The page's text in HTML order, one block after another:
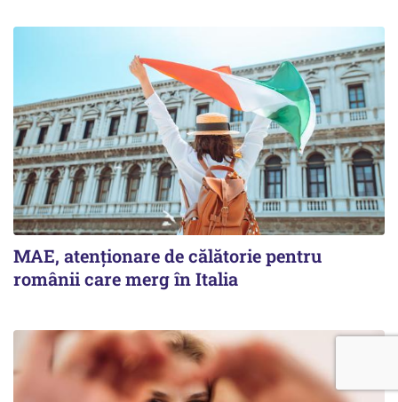
MAE, atenționare de călătorie pentru
românii care merg în Italia